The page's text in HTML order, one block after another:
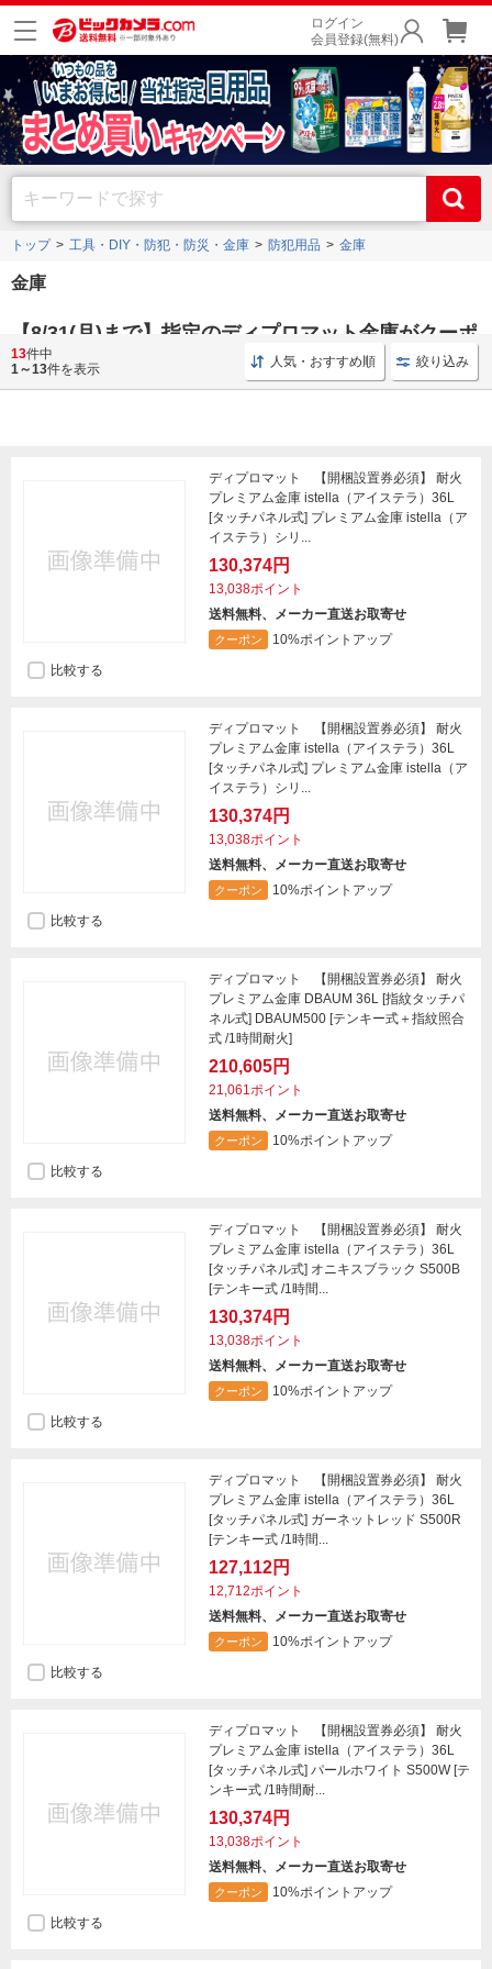
ログイン
会員登録(無料)
トップ 工具・DIY・防犯・防災・金庫 防犯用品 金庫
金庫
【8/31(月)まで】指定のディプロマット金庫がクーポ
ン利用で20％ポイントサービス
13件中
1～13件を表示 人気・おすすめ順 絞り込み
ディプロマット 【開梱設置券必須】 耐火
プレミアム金庫 istella（アイステラ）36L
[タッチパネル式] プレミアム金庫 istella（ア
イステラ）シリ...
130,374円
13,038ポイント
送料無料、メーカー直送お取寄せ
クーポン
10%ポイントアップ
比較する
ディプロマット 【開梱設置券必須】 耐火
プレミアム金庫 istella（アイステラ）36L
[タッチパネル式] プレミアム金庫 istella（ア
イステラ）シリ...
130,374円
13,038ポイント
送料無料、メーカー直送お取寄せ
クーポン
10%ポイントアップ
比較する
ディプロマット 【開梱設置券必須】 耐火
プレミアム金庫 DBAUM 36L [指紋タッチパ
ネル式] DBAUM500 [テンキー式＋指紋照合
式 /1時間耐火]
210,605円
21,061ポイント
送料無料、メーカー直送お取寄せ
クーポン
10%ポイントアップ
比較する
ディプロマット 【開梱設置券必須】 耐火
プレミアム金庫 istella（アイステラ）36L
[タッチパネル式] オニキスブラック S500B
[テンキー式 /1時間...
130,374円
13,038ポイント
送料無料、メーカー直送お取寄せ
クーポン
10%ポイントアップ
比較する
ディプロマット 【開梱設置券必須】 耐火
プレミアム金庫 istella（アイステラ）36L
[タッチパネル式] ガーネットレッド S500R
[テンキー式 /1時間...
127,112円
12,712ポイント
送料無料、メーカー直送お取寄せ
クーポン
10%ポイントアップ
比較する
ディプロマット 【開梱設置券必須】 耐火
プレミアム金庫 istella（アイステラ）36L
[タッチパネル式] パールホワイト S500W [テ
ンキー式 /1時間耐...
130,374円
13,038ポイント
送料無料、メーカー直送お取寄せ
クーポン
10%ポイントアップ
比較する